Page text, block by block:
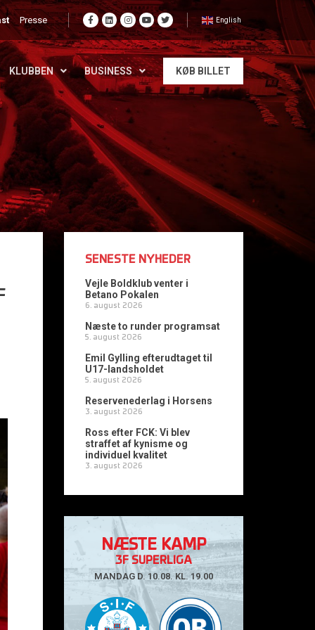
Presse English
KLUBBEN BUSINESS KØB BILLET
SENESTE NYHEDER
Vejle Boldklub venter i
Betano Pokalen
6. august 2026
Næste to runder programsat
5. august 2026
Emil Gylling efterudtaget til
U17-landsholdet
5. august 2026
Reservenederlag i Horsens
3. august 2026
Ross efter FCK: Vi blev
straffet af kynisme og
individuel kvalitet
3. august 2026
NÆSTE KAMP
3F SUPERLIGA
MANDAG D. 10.08. KL. 19.00